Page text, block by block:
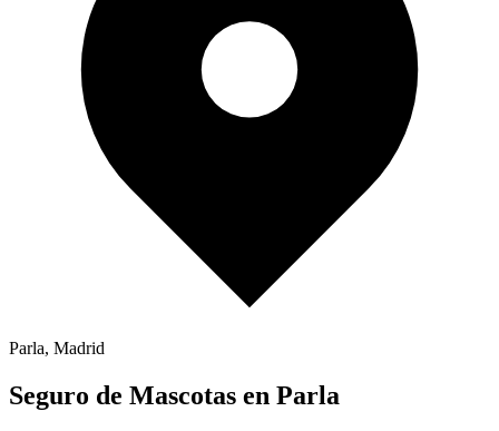
Parla, Madrid
Seguro de Mascotas en Parla